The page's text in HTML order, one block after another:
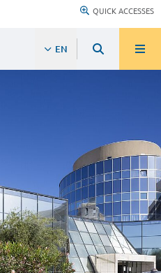
QUICK ACCESSES
EN